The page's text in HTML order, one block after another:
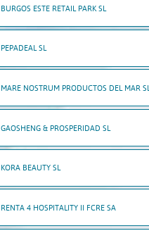
BURGOS ESTE RETAIL PARK SL
PEPADEAL SL
MARE NOSTRUM PRODUCTOS DEL MAR SL
GAOSHENG & PROSPERIDAD SL
KORA BEAUTY SL
RENTA 4 HOSPITALITY II FCRE SA